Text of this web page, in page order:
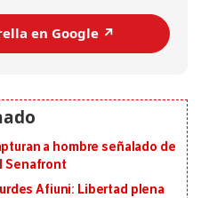
en Google ↗️
a hombre señalado de
Senafront
Afiuni: Libertad plena